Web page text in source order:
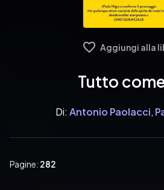
Aggiungi alla
Tutto
Di: Antonio Paolacci,
Pagine: 282